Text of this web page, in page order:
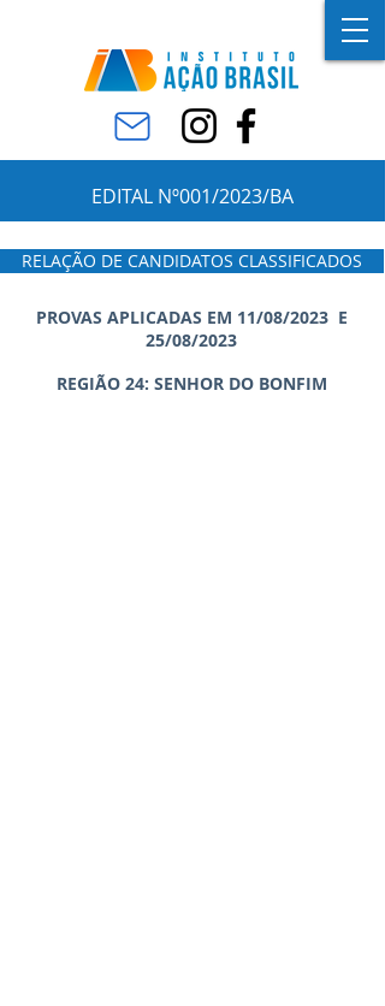
EDITAL Nº001/2023/BA
RELAÇÃO DE CANDIDATOS CLASSIFICADOS
PROVAS APLICADAS EM 11/08/2023 E
25/08/2023
REGIÃO 24: SENHOR DO BONFIM